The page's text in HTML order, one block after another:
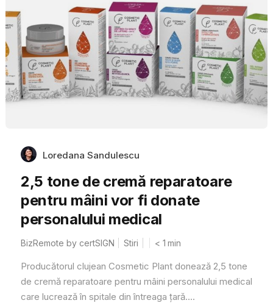
Loredana Sandulescu
2,5 tone de cremă reparatoare
pentru mâini vor fi donate
personalului medical
BizRemote by certSIGN Stiri < 1 min
Producătorul clujean Cosmetic Plant donează 2,5 tone
de cremă reparatoare pentru mâini personalului medical
care lucrează în spitale din întreaga țară....